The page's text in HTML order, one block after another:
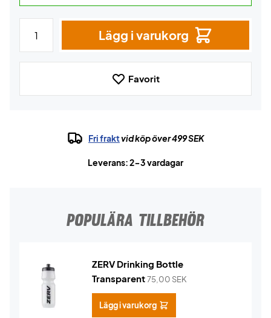
Lägg i varukorg
Favorit
Fri fraktvid köp över 499 SEK
Leverans: 2-3 vardagar
POPULÄRA TILLBEHÖR
ZERV Drinking Bottle
Transparent75,00 SEK
Lägg i varukorg